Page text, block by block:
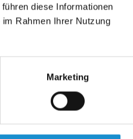
diese Informationen
Rahmen Ihrer Nutzung
Marketing
zwischen
klar definiert und eingebettet
hinausgehen:
und sorgt dafür,
Vertrauen zu schaffen.